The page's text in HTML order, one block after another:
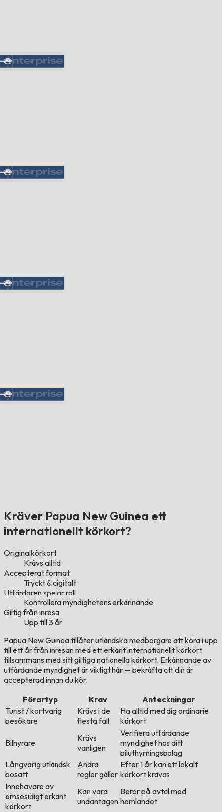
Kräver Papua New Guinea ett
internationellt körkort?
Originalkörkort
Krävs alltid
Accepterat format
Tryckt & digitalt
Utfärdaren spelar roll
Kontrollera myndighetens erkännande
Giltig från inresa
Upp till 3 år
Papua New Guinea tillåter utländska medborgare att köra i upp
till ett år från inresan med ett erkänt internationellt körkort
tillsammans med sitt giltiga nationella körkort. Erkännande av
utfärdande myndighet är viktigt här — bekräfta att din är
accepterad innan du kör.
Förartyp
Krav
Anteckningar
Turist / kortvarig
besökare
Krävs i de
flesta fall
Ha alltid med dig ordinarie
körkort
Bilhyrare
Krävs
vanligen
Verifiera utfärdande
myndighet hos ditt
biluthyrningsbolag
Långvarig utländsk
bosatt
Andra
regler gäller
Efter 1 år kan ett lokalt
körkort krävas
Innehavare av
ömsesidigt erkänt
körkort
Kan vara
undantagen
Beror på avtal med
hemlandet